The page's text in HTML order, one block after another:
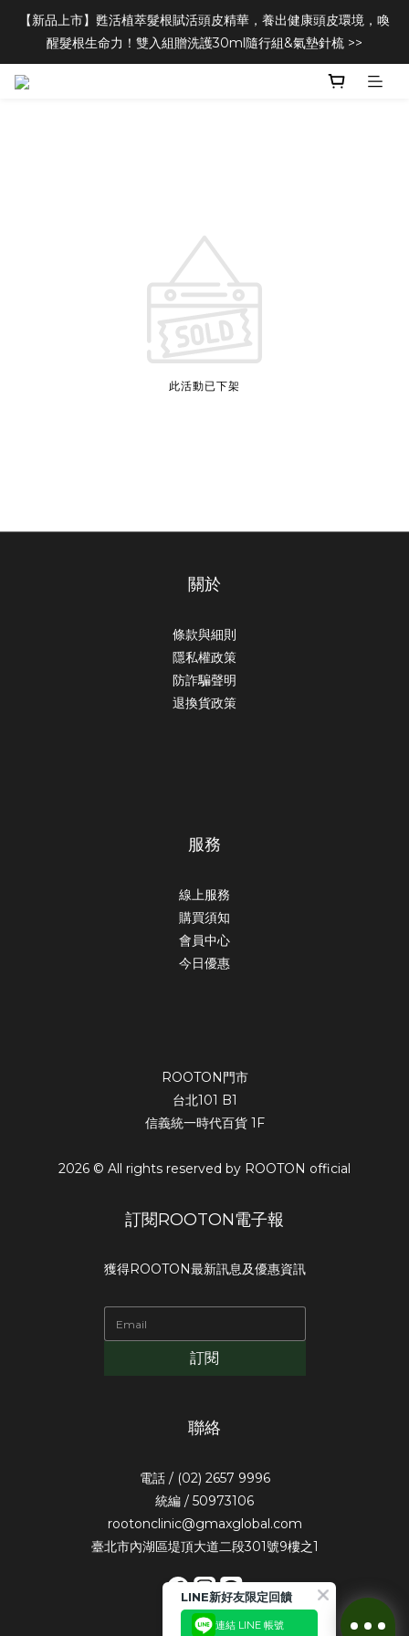
【新品上市】甦活植萃髮根賦活頭皮精華，養出健康頭皮環境，喚
醒髮根生命力！雙入組贈洗護30ml隨行組&氣墊針梳 >>
此活動已下架
關於
條款與細則
隱私權政策
防詐騙聲明
退換貨政策
服務
線上服務
購買須知
會員中心
今日優惠
ROOTON門市
台北101 B1
信義統一時代百貨 1F
2026 © All rights reserved by ROOTON official
訂閱ROOTON電子報
獲得ROOTON最新訊息及優惠資訊
訂閱
聯絡
電話 / (02) 2657 9996
統編 / 50973106
rootonclinic@gmaxglobal.com
臺北市內湖區堤頂大道二段301號9樓之1
LINE新好友限定回饋
連結 LINE 帳號